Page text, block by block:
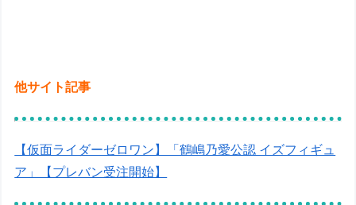
他サイト記事
【仮面ライダーゼロワン】「鶴嶋乃愛公認 イズフィギュ
ア」【プレバン受注開始】